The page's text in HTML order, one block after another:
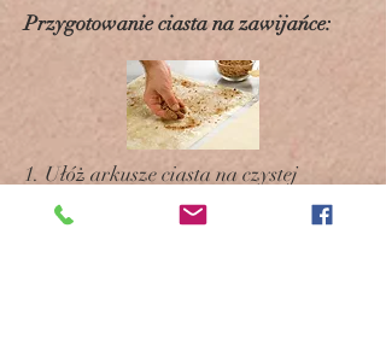
Przygotowanie ciasta na zawijańce:
1. Ułóż arkusze ciasta na czystej
powierzchni. Posmaruj połowę arkuszy
masłem i ułóż jeden na drugim. Przed